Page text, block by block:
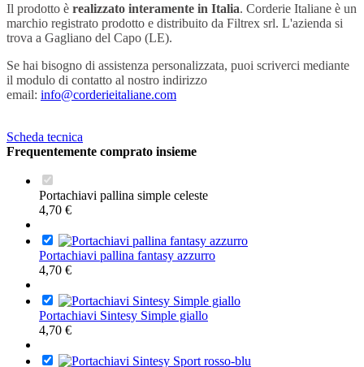
Il prodotto è realizzato interamente in Italia. Corderie Italiane è un
marchio registrato prodotto e distribuito da Filtrex srl. L'azienda si
trova a Gagliano del Capo (LE).
Se hai bisogno di assistenza personalizzata, puoi scriverci mediante
il modulo di contatto al nostro indirizzo
email: info@corderieitaliane.com
Scheda tecnica
Frequentemente comprato insieme
Portachiavi pallina simple celeste
4,70 €
Portachiavi pallina fantasy azzurro
4,70 €
Portachiavi Sintesy Simple giallo
4,70 €